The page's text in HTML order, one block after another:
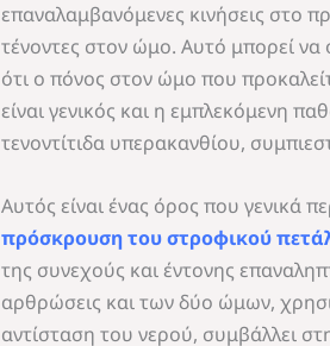
επαναλαμβανόμενες κινήσεις στο
τένοντες στον ώμο. Αυτό μπορεί να
ότι ο πόνος στον ώμο που
είναι γενικός και η εμπλεκόμενη
τενοντίτιδα υπερακανθίου,
Αυτός είναι ένας όρος που γενικά
πρόσκρουση του στροφικού
της συνεχούς και έντονης
αρθρώσεις και των δύο ώμων,
αντίσταση του νερού, συμβάλλει